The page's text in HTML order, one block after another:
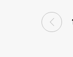
現在沒有精力維持
侶忽視的5大原因。